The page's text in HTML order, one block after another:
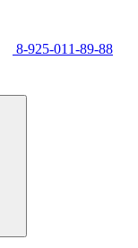
8-925-011-89-88